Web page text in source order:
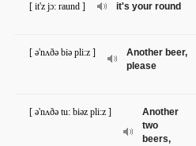
it's your round
[ it'z jɔ: raund ]
Another beer,
please
[ ə'nʌðə biə pli:z ]
Another
two
beers,
[ ə'nʌðə tu: biəz pli:z ]